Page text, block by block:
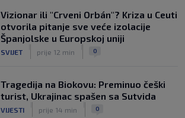
Vizionar ili "Crveni Orbán"? Kriza u Ceuti
otvorila pitanje sve veće izolacije
Španjolske u Europskoj uniji
SVIJET prije 12 min 0
Tragedija na Biokovu: Preminuo češki
turist, Ukrajinac spašen sa Sutvida
VIJESTI prije 14 min 0